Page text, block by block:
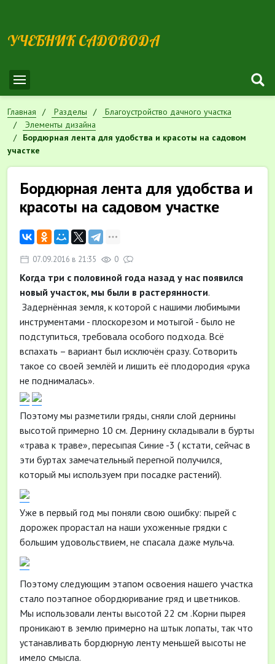
УЧЕБНИК САДОВОДА
Главная Разделы
Благоустройство дачного участка
Элементы дизайна
Бордюрная лента для удобства и красоты на садовом
участке
Бордюрная лента для удобства и
красоты на садовом участке
07.09.2016 в 21:35 0
Когда три с половиной года назад у нас появился
новый участок, мы были в растерянности.
Задернённая земля, к которой с нашими любимыми
инструментами - плоскорезом и мотыгой - было не
подступиться, требовала особого подхода. Всё
вспахать – вариант был исключён сразу. Сотворить
такое со своей землёй и лишить её плодородия «рука
не поднималась».
Поэтому мы разметили гряды, сняли слой дернины
высотой примерно 10 см. Дернину складывали в бурты
«трава к траве», пересыпая Синие -3 ( кстати, сейчас в
эти буртах замечательный перегной получился,
который мы используем при посадке растений).
Уже в первый год мы поняли свою ошибку: пырей с
дорожек прорастал на наши ухоженные грядки с
большим удовольствием, не спасала даже мульча.
Поэтому следующим этапом освоения нашего участка
стало поэтапное обордюривание гряд и цветников.
Мы использовали ленты высотой 22 см .Корни пырея
проникают в землю примерно на штык лопаты, так что
устанавливать бордюрную ленту меньшей высоты не
имело смысла.